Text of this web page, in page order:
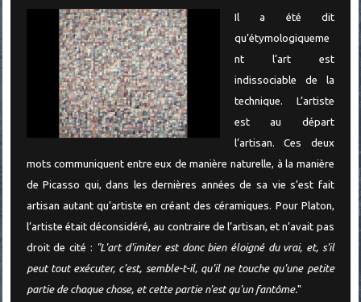
Il a été dit
qu’étymologiqueme
nt l’art est
indissociable de la
technique. L’artiste
est au départ
l’artisan. Ces deux
mots communiquent entre eux de manière naturelle, à la manière
de Picasso qui, dans les dernières années de sa vie s’est fait
artisan autant qu’artiste en créant des céramiques. Pour Platon,
l’artiste était déconsidéré, au contraire de l’artisan, et n’avait pas
droit de cité : "L'art d'imiter est donc bien éloigné du vrai, et, s'il
peut tout exécuter, c'est, semble-t-il, qu'il ne touche qu'une petite
partie de chaque chose, et cette partie n'est qu'un fantôme."